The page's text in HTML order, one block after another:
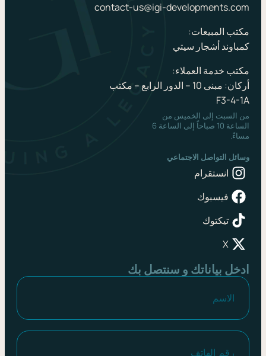
contact-us@igi-
المبيعات:
أشجار سيتي
خدمة العملاء:
أركان: مبنى 10 – الدور الرابع – مكتب
F3-
إلى الخميس من
الساعة 10 صباحاً إلى الساعة 6
التواصل الاجتماعي
انستقرام
فيسبوك
تيكتوك
بياناتك و سنتصل بك